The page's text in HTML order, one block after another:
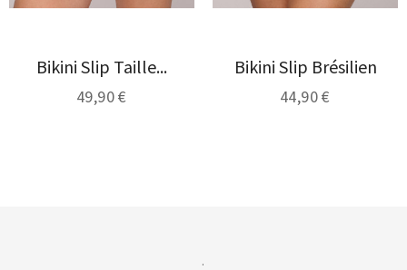
Bikini Slip Taille...
49,90 €
Bikini Slip Brésilien
44,90 €
.